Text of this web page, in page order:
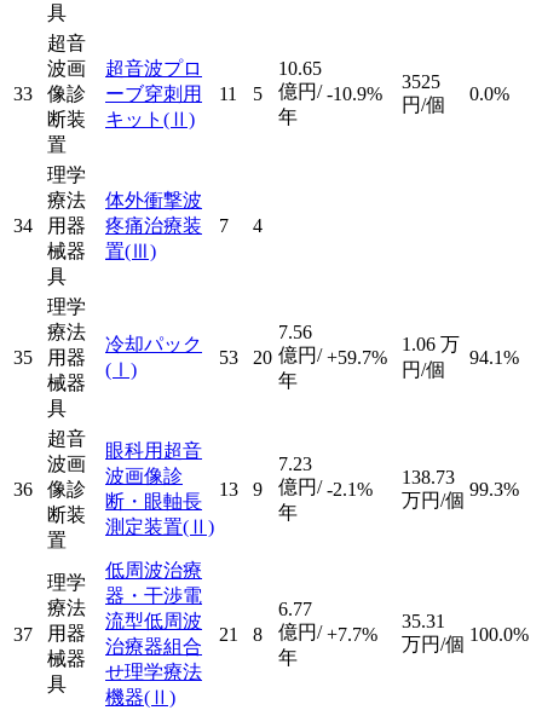
具
33
超音
波画
像診
断装
置
超音波プロ
ーブ穿刺用
キット (Ⅱ)
11 5
10.65
億円/
年
-10.9%
3525
円/個
0.0%
34
理学
療法
用器
械器
具
体外衝撃波
疼痛治療装
置(Ⅲ)
7 4
35
理学
療法
用器
械器
具
冷却パック
(Ⅰ)
53 20
7.56
億円/
年
+59.7%
1.06 万
円/個
94.1%
36
超音
波画
像診
断装
置
眼科用超音
波画像診
断・眼軸長
測定装置(Ⅱ)
13 9
7.23
億円/
年
-2.1%
138.73
万円/個
99.3%
37
理学
療法
用器
械器
具
低周波治療
器・干渉電
流型低周波
治療器組合
せ理学療法
機器(Ⅱ)
21 8
6.77
億円/
年
+7.7%
35.31
万円/個 100.0%